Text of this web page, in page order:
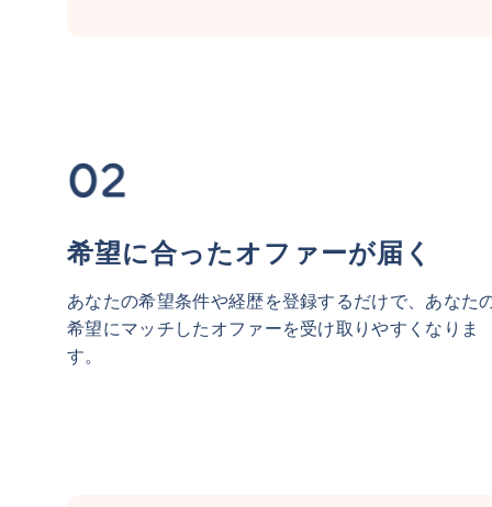
希望に合ったオファーが届く
あなたの希望条件や経歴を登録するだけで、あなた
希望にマッチしたオファーを受け取りやすくなりま
す。